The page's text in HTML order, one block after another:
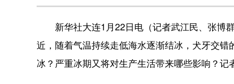
新华社大连1月22日电（记者武江民、张博
近，随着气温持续走低海水逐渐结冰，犬牙交
冰？严重冰期又将对生产生活带来哪些影响？记